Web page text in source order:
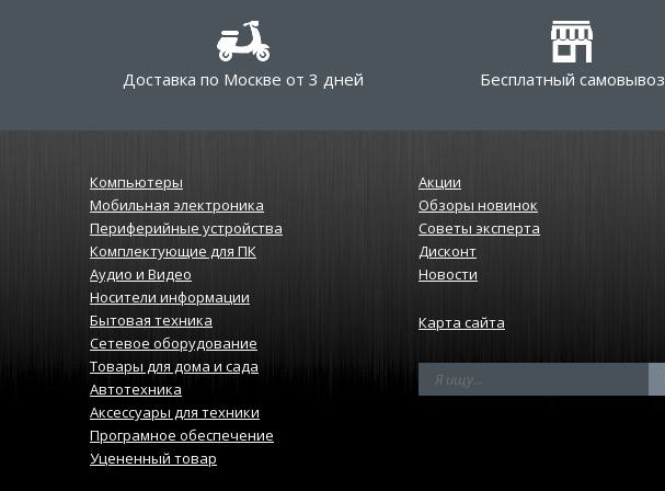
Доставка по Москве от 3 дней Бесплатный самовывоз
Компьютеры
Мобильная электроника
Периферийные устройства
Комплектующие для ПК
Аудио и Видео
Носители информации
Бытовая техника
Сетевое оборудование
Товары для дома и сада
Автотехника
Аксессуары для техники
Програмное обеспечение
Уцененный товар
Акции
Обзоры новинок
Советы эксперта
Дисконт
Новости
Карта сайта